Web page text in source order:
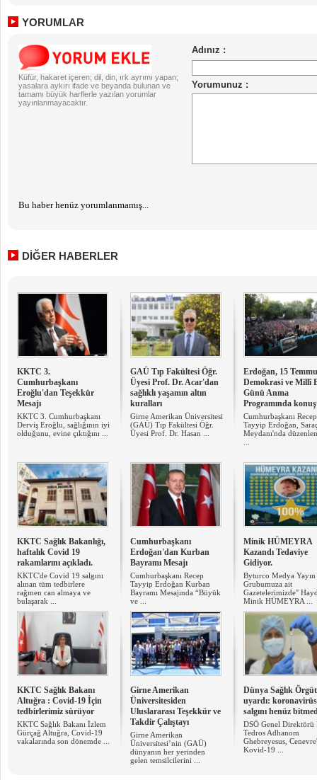
YORUMLAR
Küfür, hakaret içeren; dil, din, ırk ayrımı yapan;
yasalara aykırı ifade ve beyanda bulunan ve
tamamı büyük harflerle yazılan yorumlar
yayınlanmayacaktır.
Bu haber henüz yorumlanmamış...
DİĞER HABERLER
KKTC 3.
Cumhurbaşkanı
Eroğlu'dan Teşekkür
Mesajı
KKTC 3. Cumhurbaşkanı
Derviş Eroğlu, sağlığının iyi
olduğunu, evine çıktığını ...
GAÜ Tıp Fakültesi Öğr.
Üyesi Prof. Dr. Acar'dan
sağlıklı yaşamın altın
kuralları
Girne Amerikan Üniversitesi
(GAÜ) Tıp Fakültesi Öğr.
Üyesi Prof. Dr. Hasan ...
Erdoğan, 15
Demokrasi ve Millî
Günü Anma
Programında
Cumhurbaşkanı Recep
Tayyip Erdoğan,
Meydanı'nda
KKTC Sağlık Bakanlığı,
haftalık Covid 19
rakamlarını açıkladı.
KKTC'de Covid 19 salgını
alınan tüm tedbirlere
rağmen can almaya ve
bulaşarak ...
Cumhurbaşkanı
Erdoğan'dan Kurban
Bayramı Mesajı
Cumhurbaşkanı Recep
Tayyip Erdoğan Kurban
Bayramı Mesajında “Büyük
ve ...
Minik HÜMEYRA
Kazandı Tedaviye
Gidiyor.
Byturco Medya Yayın
Grubumuza ait
Gazetelerimizde''
Minik HÜMEYRA ...
KKTC Sağlık Bakanı
Altuğra : Covid-19 İçin
tedbirlerimiz sürüyor
KKTC Sağlık Bakanı İzlem
Gürçağ Altuğra, Covid-19
vakalarında son dönemde ...
Girne Amerikan
Üniversitesiden
Uluslararası Teşekkür ve
Takdir Çalıştayı
Girne Amerikan
Üniversitesi’nin (GAÜ)
dünyanın her yerinden
gelen temsilcilerini ...
Dünya Sağlık
uyardı: koronavirüs
salgını henüz
DSÖ Genel Direktörü
Tedros Adhanom
Ghebreyesus,
Kovid-19 ...